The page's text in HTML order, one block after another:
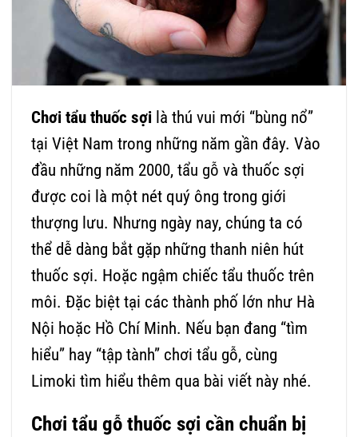
Chơi tẩu thuốc sợi là thú vui mới “bùng nổ”
tại Việt Nam trong những năm gần đây. Vào
đầu những năm 2000, tẩu gỗ và thuốc sợi
được coi là một nét quý ông trong giới
thượng lưu. Nhưng ngày nay, chúng ta có
thể dễ dàng bắt gặp những thanh niên hút
thuốc sợi. Hoặc ngậm chiếc tẩu thuốc trên
môi. Đặc biệt tại các thành phố lớn như Hà
Nội hoặc Hồ Chí Minh. Nếu bạn đang “tìm
hiểu” hay “tập tành” chơi tẩu gỗ, cùng
Limoki tìm hiểu thêm qua bài viết này nhé.
Chơi tẩu gỗ thuốc sợi cần chuẩn bị